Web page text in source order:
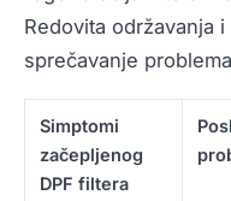
Redovita održavanja
sprečavanje
Simptomi
začepljenog
DPF filtera